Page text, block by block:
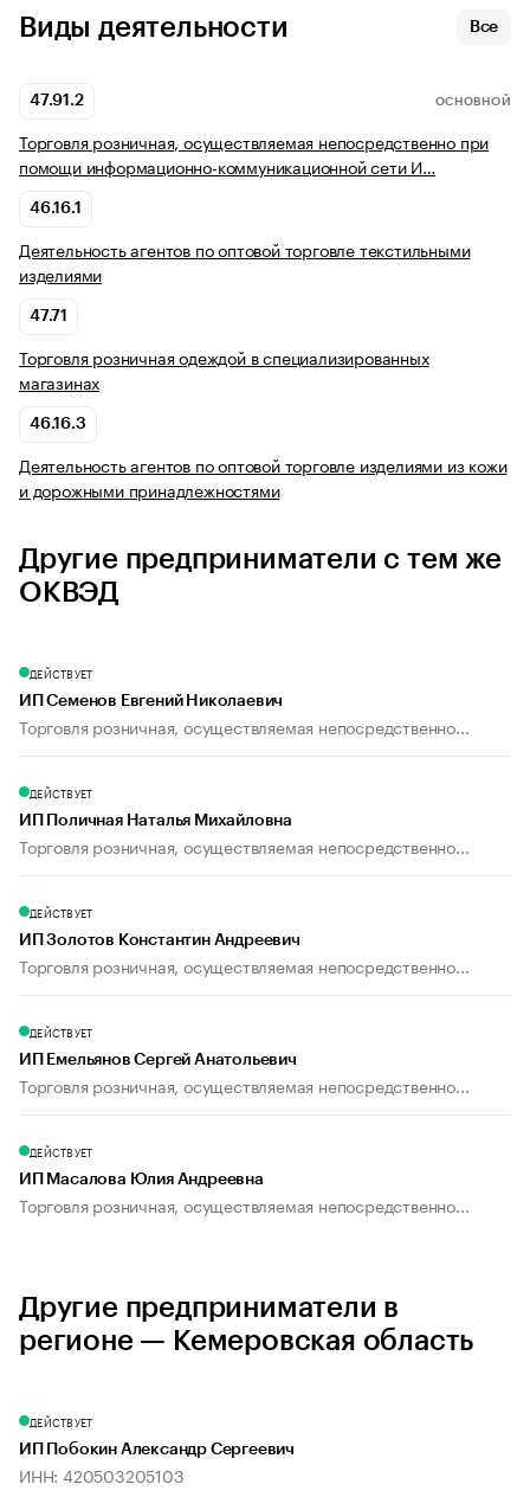
Виды деятельности Все
47.91.2 ОСНОВНОЙ
Торговля розничная, осуществляемая непосредственно при
помощи информационно-коммуникационной сети И…
46.16.1
Деятельность агентов по оптовой торговле текстильными
изделиями
47.71
Торговля розничная одеждой в специализированных
магазинах
46.16.3
Деятельность агентов по оптовой торговле изделиями из кожи
и дорожными принадлежностями
Другие предприниматели с тем же
ОКВЭД
ДЕЙСТВУЕТ
ИП Семенов Евгений Николаевич
Торговля розничная, осуществляемая непосредственно...
ДЕЙСТВУЕТ
ИП Поличная Наталья Михайловна
Торговля розничная, осуществляемая непосредственно...
ДЕЙСТВУЕТ
ИП Золотов Константин Андреевич
Торговля розничная, осуществляемая непосредственно...
ДЕЙСТВУЕТ
ИП Емельянов Сергей Анатольевич
Торговля розничная, осуществляемая непосредственно...
ДЕЙСТВУЕТ
ИП Масалова Юлия Андреевна
Торговля розничная, осуществляемая непосредственно...
Другие предприниматели в
регионе — Кемеровская область
ДЕЙСТВУЕТ
ИП Побокин Александр Сергеевич
ИНН: 420503205103